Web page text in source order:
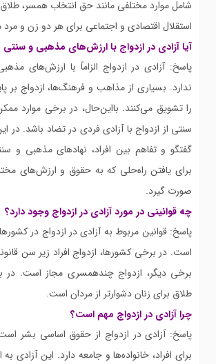
شامل موارد مختلفی مانند حق انتخاب همسر،
استقلال اقتصادی و اجتماعی برای هر دو زن و
آیا آزادی در ازدواج با ارزش‌های مذهبی و سنتی
پاسخ: آزادی در ازدواج الزاماً با ارزش‌های
ندارد. بسیاری از مذاهب و فرهنگ‌ها، ازدواج
را تشویق می‌کنند. بااین‌حال، در برخی موارد
سنتی از ازدواج با آزادی فردی در تضاد باشد. در
گفتگو و تفاهم بین افراد، نهادهای مذهبی و
برای یافتن راه‌حلی که به حقوق و ارزش‌های
صورت گیرد.
چه قوانینی در مورد آزادی در ازدواج وجود دارد؟
پاسخ: قوانین مربوط به آزادی در ازدواج در
است. در برخی کشورها، ازدواج افراد زیر سن
برخی دیگر، ازدواج چندهمسری مجاز است. در
طلاق برای زنان دشوارتر از مردان است.
چرا آزادی در ازدواج مهم است؟
پاسخ: آزادی در ازدواج از حقوق اساسی بشر
برای افراد، خانواده‌ها و جامعه دارد. این آزادی